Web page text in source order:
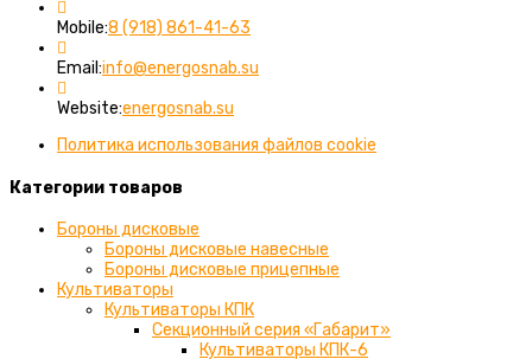
Mobile:8 (918) 861-41-63
вашем
Email:info@energosnab.su
Website:energosnab.su
Политика использования файлов cookie
Категории товаров
Бороны дисковые
Бороны дисковые навесные
Бороны дисковые прицепные
Культиваторы
Культиваторы КПК
Секционный серия «Габарит»
Культиваторы КПК-6